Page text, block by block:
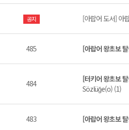
공지 [아랍어 도서] 아
485 [아랍어 왕초보
484 [터키어 왕초보
Sözlüğe(o) (1)
483 [아랍어 왕초보